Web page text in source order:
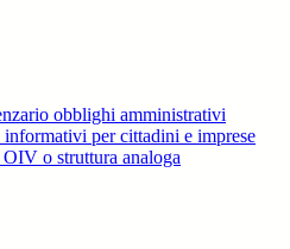
obblighi amministrativi
informativi per cittadini e imprese
o struttura analoga